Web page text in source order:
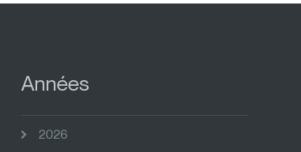
Années
2026